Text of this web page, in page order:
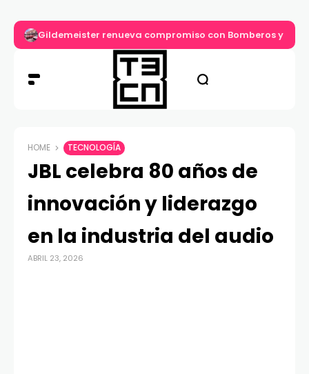
Gildemeister renueva compromiso con Bomberos y
HOME TECNOLOGÍA
JBL celebra 80 años de
innovación y liderazgo
en la industria del audio
ABRIL 23, 2026